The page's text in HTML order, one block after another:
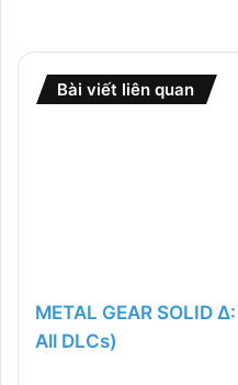
Bài viết liên quan
METAL GEAR SOLID
All DLCs)